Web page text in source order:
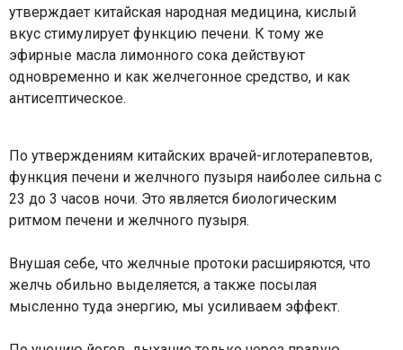
утверждает китайская народная медицина, кислый
вкус стимулирует функцию печени. К тому же
эфирные масла лимонного сока действуют
одновременно и как желчегонное средство, и как
антисептическое.
По утверждениям китайских врачей-иглотерапевтов,
функция печени и желчного пузыря наиболее сильна с
23 до 3 часов ночи. Это является биологическим
ритмом печени и желчного пузыря.
Внушая себе, что желчные протоки расширяются, что
желчь обильно выделяется, а также посылая
мысленно туда энергию, мы усиливаем эффект.